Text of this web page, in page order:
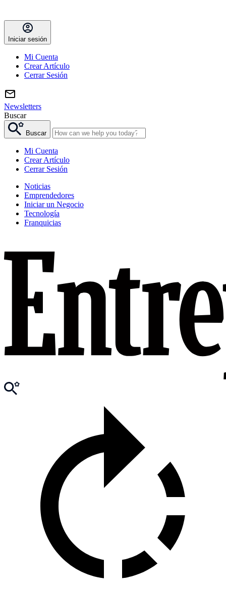
Iniciar sesión
Mi Cuenta
Crear Artículo
Cerrar Sesión
Newsletters
Buscar
Buscar
Mi Cuenta
Crear Artículo
Cerrar Sesión
Noticias
Emprendedores
Iniciar un Negocio
Tecnología
Franquicias